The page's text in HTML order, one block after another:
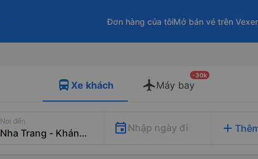
Đơn hàng của tôiMở bán vé trên
Xe khách Máy bay
-30k
Nơi đến
Nhập ngày đi add